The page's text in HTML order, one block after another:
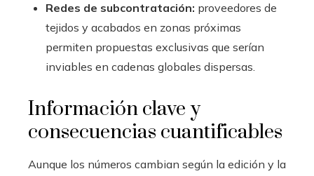
Redes de subcontratación: proveedores de
tejidos y acabados en zonas próximas
permiten propuestas exclusivas que serían
inviables en cadenas globales dispersas.
Información clave y
consecuencias cuantificables
Aunque los números cambian según la edición y la